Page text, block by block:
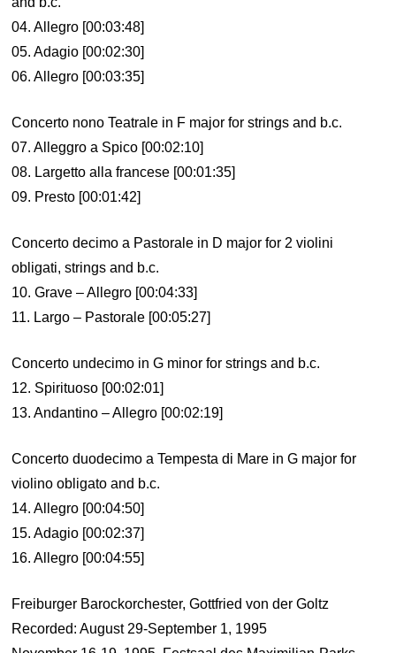
04. Allegro [00:03:48]
05. Adagio [00:02:30]
06. Allegro [00:03:35]
Concerto nono Teatrale in F major for strings and b.c.
07. Alleggro a Spico [00:02:10]
08. Largetto alla francese [00:01:35]
09. Presto [00:01:42]
Concerto decimo a Pastorale in D major for 2 violini
obligati, strings and b.c.
10. Grave – Allegro [00:04:33]
11. Largo – Pastorale [00:05:27]
Concerto undecimo in G minor for strings and b.c.
12. Spirituoso [00:02:01]
13. Andantino – Allegro [00:02:19]
Concerto duodecimo a Tempesta di Mare in G major for
violino obligato and b.c.
14. Allegro [00:04:50]
15. Adagio [00:02:37]
16. Allegro [00:04:55]
Freiburger Barockorchester, Gottfried von der Goltz
Recorded: August 29-September 1, 1995